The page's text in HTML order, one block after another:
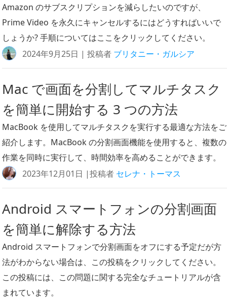
Amazon のサブスクリプションを減らしたいのですが、
Prime Video を永久にキャンセルするにはどうすればいいで
しょうか? 手順についてはここをクリックしてください。
2024年9月25日 | 投稿者 ブリタニー・ガルシア
Mac で画面を分割してマルチタスク
を簡単に開始する 3 つの方法
MacBook を使用してマルチタスクを実行する最適な方法をご
紹介します。MacBook の分割画面機能を使用すると、複数の
作業を同時に実行して、時間効率を高めることができます。
2023年12月01日 |投稿者 セレナ・トーマス
Android スマートフォンの分割画面
を簡単に解除する方法
Android スマートフォンで分割画面をオフにする予定だが方
法がわからない場合は、この投稿をクリックしてください。
この投稿には、この問題に関する完全なチュートリアルが含
まれています。